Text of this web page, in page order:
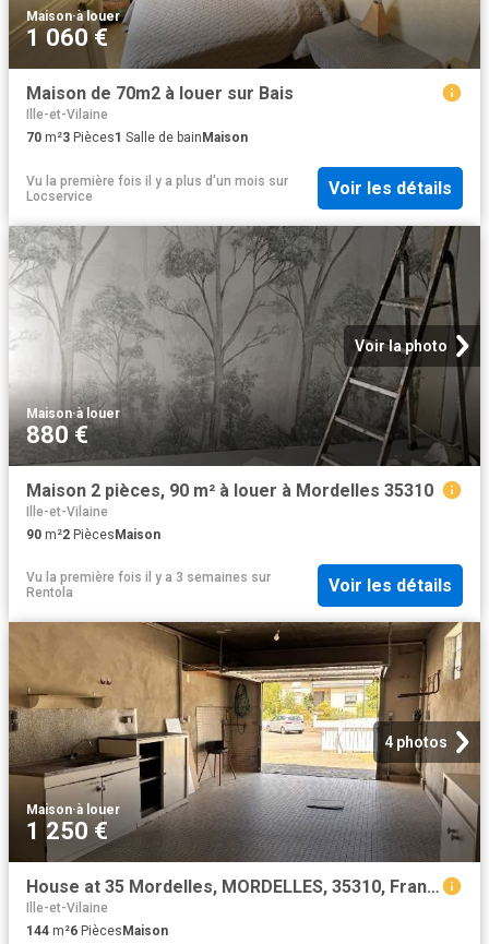
Maison·à louer
1 060 €
Maison de 70m2 à louer sur Bais
Ille-et-Vilaine
70 m²3 Pièces1 Salle de bain Maison
Vu la première fois il y a plus d'un mois sur
Locservice
Voir les détails
Voir la photo
Maison·à louer
880 €
Maison 2 pièces, 90 m² à louer à Mordelles 35310
Ille-et-Vilaine
90 m²2 PiècesMaison
Vu la première fois il y a 3 semaines sur
Rentola
Voir les détails
4 photos
Maison·à louer
1 250 €
House at 35 Mordelles, MORDELLES, 35310, France
Ille-et-Vilaine
144 m²6 Pièces Maison